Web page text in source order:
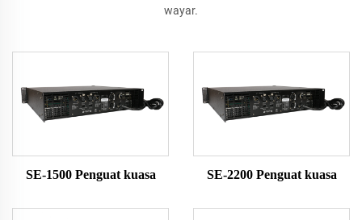
wayar.
SE-1500 Penguat kuasa SE-2200 Penguat kuasa